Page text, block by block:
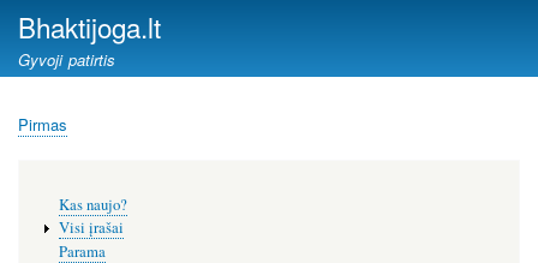
Bhaktijoga.lt
Gyvoji patirtis
Kelias
Pirmas
meniu
Kas naujo?
Visi įrašai
Parama